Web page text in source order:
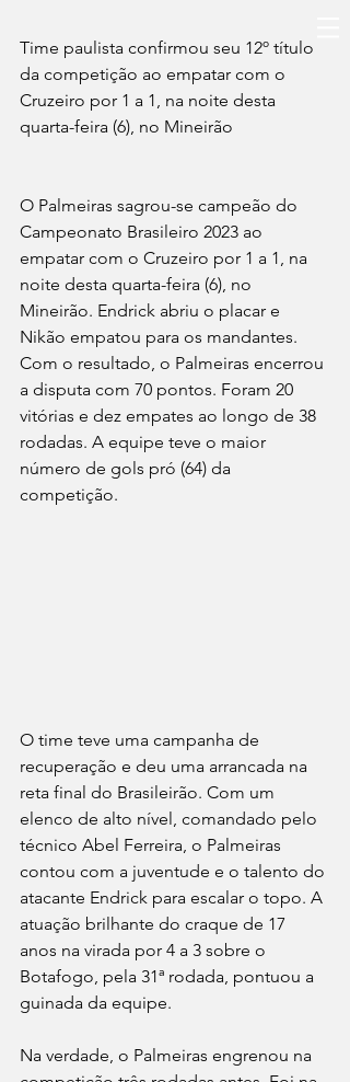
Time paulista confirmou seu 12º título
da competição ao empatar com o
Cruzeiro por 1 a 1, na noite desta
quarta-feira (6), no Mineirão
O Palmeiras sagrou-se campeão do
Campeonato Brasileiro 2023 ao
empatar com o Cruzeiro por 1 a 1, na
noite desta quarta-feira (6), no
Mineirão. Endrick abriu o placar e
Nikão empatou para os mandantes.
Com o resultado, o Palmeiras encerrou
a disputa com 70 pontos. Foram 20
vitórias e dez empates ao longo de 38
rodadas. A equipe teve o maior
número de gols pró (64) da
competição.
O time teve uma campanha de
recuperação e deu uma arrancada na
reta final do Brasileirão. Com um
elenco de alto nível, comandado pelo
técnico Abel Ferreira, o Palmeiras
contou com a juventude e o talento do
atacante Endrick para escalar o topo. A
atuação brilhante do craque de 17
anos na virada por 4 a 3 sobre o
Botafogo, pela 31ª rodada, pontuou a
guinada da equipe.
Na verdade, o Palmeiras engrenou na